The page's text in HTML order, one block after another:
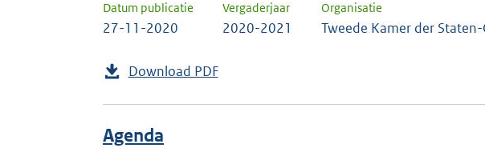
Datum publicatie
27-11-2020
Vergaderjaar
2020-2021
Organisatie
Tweede Kamer der Staten-
Download PDF
Agenda